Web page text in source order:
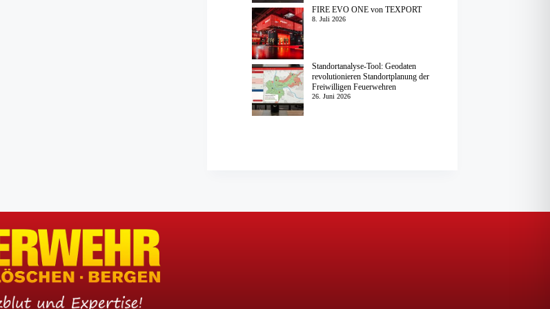
FIRE EVO ONE von TEXPORT
8. Juli 2026
Standortanalyse-Tool: Geodaten
revolutionieren Standortplanung der
Freiwilligen Feuerwehren
26. Juni 2026